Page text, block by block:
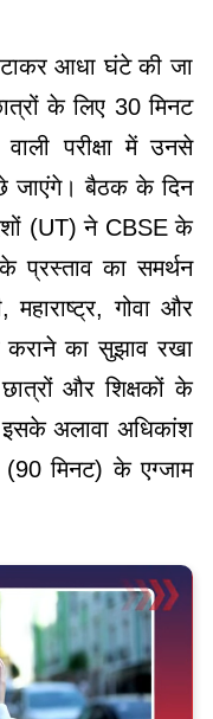
आधा घंटे की जा
के लिए 30 मिनट
परीक्षा में उनसे
जाएंगे। बैठक के दिन
(UT) ने CBSE के
प्रस्ताव का समर्थन
गोवा और
कराने का सुझाव रखा
और शिक्षकों के
इसके अलावा अधिकांश
(90 मिनट) के एग्जाम